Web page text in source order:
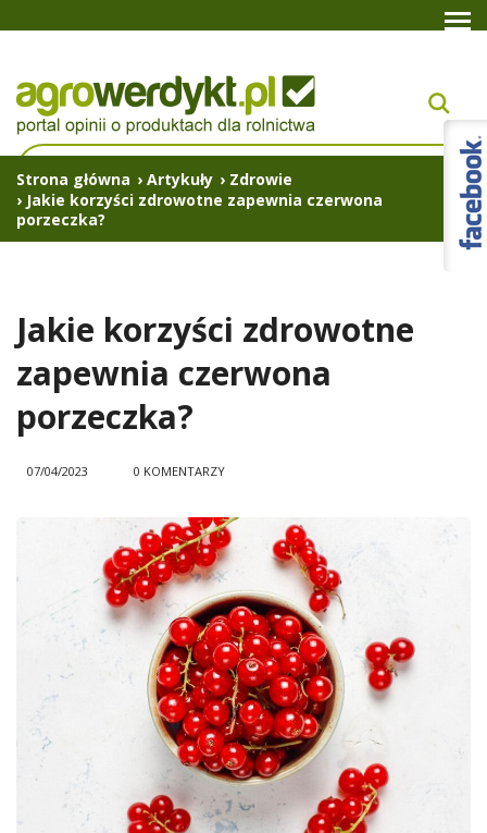
Strona główna › Artykuły › Zdrowie
› Jakie korzyści zdrowotne zapewnia czerwona
porzeczka?
Jakie korzyści zdrowotne
zapewnia czerwona
porzeczka?
07/04/2023 0 KOMENTARZY